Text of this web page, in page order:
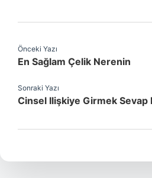
Önceki Yazı
En Sağlam Çelik Nerenin
Sonraki Yazı
Cinsel Ilişkiye Girmek Sevap